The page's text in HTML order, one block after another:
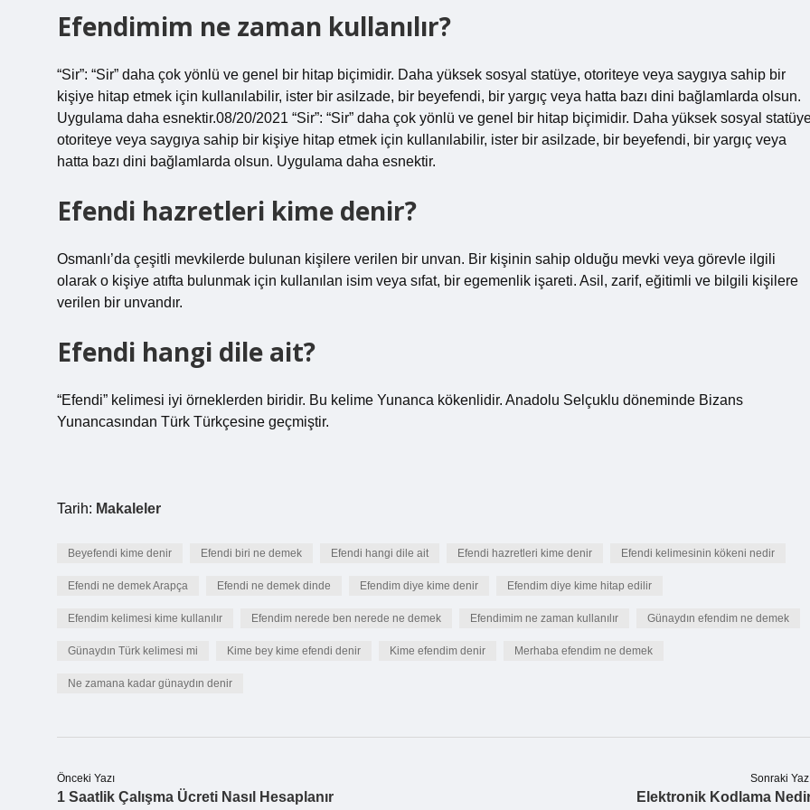
Efendimim ne zaman kullanılır?
“Sir”: “Sir” daha çok yönlü ve genel bir hitap biçimidir. Daha yüksek sosyal statüye, otoriteye veya saygıya sahip bir
kişiye hitap etmek için kullanılabilir, ister bir asilzade, bir beyefendi, bir yargıç veya hatta bazı dini bağlamlarda olsun.
Uygulama daha esnektir.08/20/2021 “Sir”: “Sir” daha çok yönlü ve genel bir hitap biçimidir. Daha yüksek sosyal
otoriteye veya saygıya sahip bir kişiye hitap etmek için kullanılabilir, ister bir asilzade, bir beyefendi, bir yargıç veya
hatta bazı dini bağlamlarda olsun. Uygulama daha esnektir.
Efendi hazretleri kime denir?
Osmanlı’da çeşitli mevkilerde bulunan kişilere verilen bir unvan. Bir kişinin sahip olduğu mevki veya görevle ilgili
olarak o kişiye atıfta bulunmak için kullanılan isim veya sıfat, bir egemenlik işareti. Asil, zarif, eğitimli ve bilgili kişilere
verilen bir unvandır.
Efendi hangi dile ait?
“Efendi” kelimesi iyi örneklerden biridir. Bu kelime Yunanca kökenlidir. Anadolu Selçuklu döneminde Bizans
Yunancasından Türk Türkçesine geçmiştir.
Tarih: Makaleler
Beyefendi kime denir Efendi biri ne demek Efendi hangi dile ait Efendi hazretleri kime denir Efendi kelimesinin kökeni nedir
Efendi ne demek Arapça Efendi ne demek dinde Efendim diye kime denir Efendim diye kime hitap edilir
Efendim kelimesi kime kullanılır Efendim nerede ben nerede ne demek Efendimim ne zaman kullanılır Günaydın efendim ne demek
Günaydın Türk kelimesi mi Kime bey kime efendi denir Kime efendim denir Merhaba efendim ne demek
Ne zamana kadar günaydın denir
Önceki Yazı
1 Saatlik Çalışma Ücreti Nasıl Hesaplanır
Sonraki
Elektronik Kodlama